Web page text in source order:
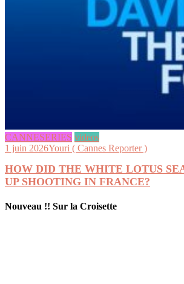
CANNESERIES videos
1 juin 2026Youri ( Cannes Reporter )
HOW DID THE WHITE LOTUS
UP SHOOTING IN FRANCE?
Nouveau !! Sur la Croisette